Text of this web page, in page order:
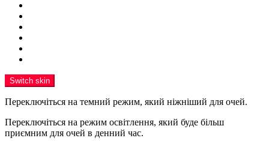
Switch skin
Переключіться на темний режим, який ніжніший для очей.
Переключіться на режим освітлення, який буде більш
приємним для очей в денний час.